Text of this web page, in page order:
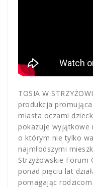
TOSIA W
produkcja
miasta oczami
pokazuje wyjątkowe
o którym nie tylko
najmłodszymi
Strzyżowskie Forum
ponad pięciu lat
pomagając